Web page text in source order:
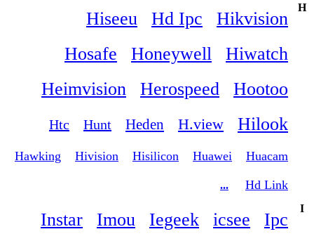
H
Hikvision
Hd Ipc
Hiseeu
Hiwatch
Honeywell
Hosafe
Hootoo
Herospeed
Heimvision
Hilook
H.view
Heden
Hunt
Htc
Huacam
Huawei
Hisilicon
Hivision
Hawking
Hd Link
...
I
Ipc
icsee
Iegeek
Imou
Instar